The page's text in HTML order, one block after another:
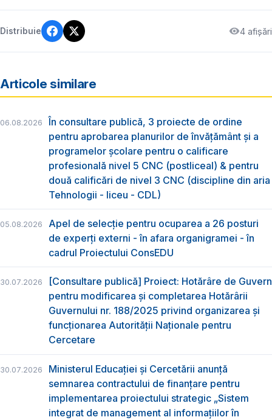
Distribuie 4 afișări
Articole similare
06.08.2026
În consultare publică, 3 proiecte de ordine
pentru aprobarea planurilor de învățământ și a
programelor școlare pentru o calificare
profesională nivel 5 CNC (postliceal) & pentru
două calificări de nivel 3 CNC (discipline din aria
Tehnologii - liceu - CDL)
05.08.2026
Apel de selecție pentru ocuparea a 26 posturi
de experți externi - în afara organigramei - în
cadrul Proiectului ConsEDU
30.07.2026
[Consultare publică] Proiect: Hotărâre de Guvern
pentru modificarea și completarea Hotărârii
Guvernului nr. 188/2025 privind organizarea şi
funcţionarea Autorităţii Naţionale pentru
Cercetare
30.07.2026
Ministerul Educației și Cercetării anunță
semnarea contractului de finanțare pentru
implementarea proiectului strategic „Sistem
integrat de management al informațiilor în